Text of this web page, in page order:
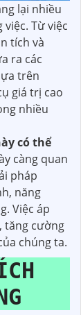
lại nhiều
Từ việc
tích và
ra các
trên
giá trị cao
nhiều
có thể
càng quan
pháp
năng
Việc áp
tăng cường
chúng ta.